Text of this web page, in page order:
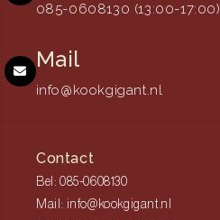
085-0608130 (13:00-17:00)
Mail
info@kookgigant.nl
Contact
Bel: 085-0608130
Mail: info@kookgigant.nl